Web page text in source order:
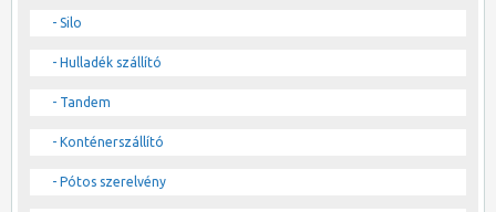
- Silo
- Hulladék szállító
- Tandem
- Konténerszállító
- Pótos szerelvény